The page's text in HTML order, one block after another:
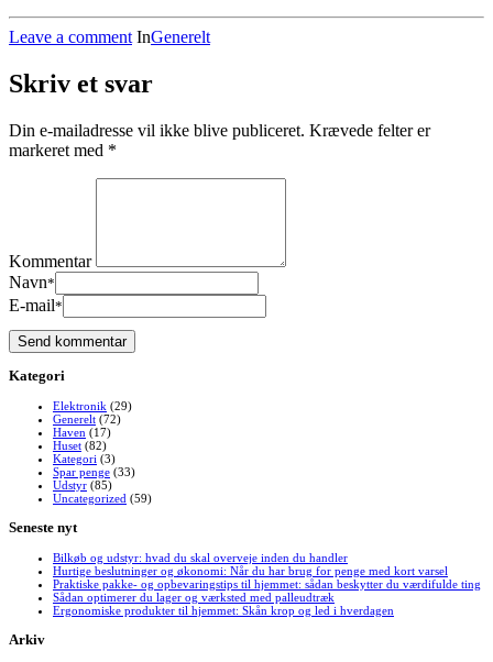
Leave a comment InGenerelt
Skriv et svar
Din e-mailadresse vil ikke blive publiceret. Krævede felter er
markeret med *
Kommentar
Navn*
E-mail*
Kategori
Elektronik (29)
Generelt (72)
Haven (17)
Huset (82)
Kategori (3)
Spar penge (33)
Udstyr (85)
Uncategorized (59)
Seneste nyt
Bilkøb og udstyr: hvad du skal overveje inden du handler
Hurtige beslutninger og økonomi: Når du har brug for penge med kort varsel
Praktiske pakke- og opbevaringstips til hjemmet: sådan beskytter du værdifulde ting
Sådan optimerer du lager og værksted med palleudtræk
Ergonomiske produkter til hjemmet: Skån krop og led i hverdagen
Arkiv